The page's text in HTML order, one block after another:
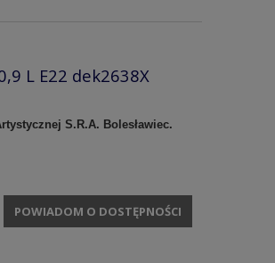
L E22 dek2638X
S.R.A. Bolesławiec.
POWIADOM O DOSTĘPNOŚCI